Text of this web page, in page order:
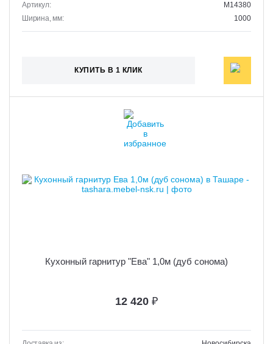
Артикул:
M14380
Ширина, мм:
1000
КУПИТЬ В 1 КЛИК
Кухонный гарнитур "Ева" 1,0м (дуб сонома)
12 420 ₽